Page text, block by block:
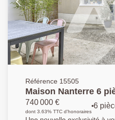
Référence 15505
Maison Nanterre 6
740 000 €
dont 3.63% TTC d'honoraires
6